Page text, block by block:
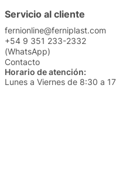
Servicio al cliente
fernionline@ferniplast.com
+54 9 351 233-2332
(WhatsApp)
Contacto
Horario de atención:
Lunes a Viernes de 8:30 a 17